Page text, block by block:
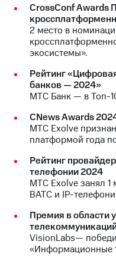
CrossConf Awards
2 место в
экосистемы».
Рейтинг
банков — 2024»
МТС Банк — в Топ-
CNews Awards
МТС Exolve
платформой года
Рейтинг
телефонии 2024
МТС Exolve занял 1
ВАТС и IP-
Премия в области
VisionLabs—
«Информационные